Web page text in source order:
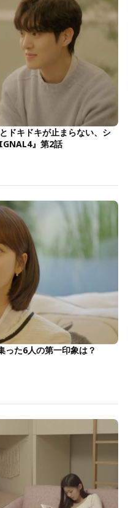
ドキドキが止まらない、シ
』第2話
った6人の第一印象は？